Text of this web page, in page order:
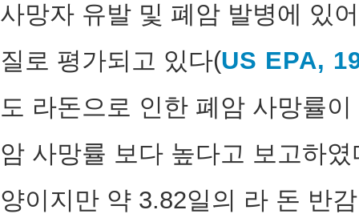
사망자 유발 및 폐암 발병에 있
질로 평가되고 있다(US EPA,
도 라돈으로 인한 폐암 사망률
암 사망률 보다 높다고 보고하
양이지만 약 3.82일의 라 돈 반